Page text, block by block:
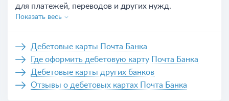
для платежей, переводов и других нужд.
Актуальные условия обслуживания всех карт,
оформление банковской карты Почта Банка не
выходя из дома, нужно только оставить заявку на
сайте или же обратиться в отделение банка.
Показать весь
Дебетовые карты Почта Банка
Где оформить дебетовую карту Почта Банка
Дебетовые карты других банков
Отзывы о дебетовых картах Почта Банка